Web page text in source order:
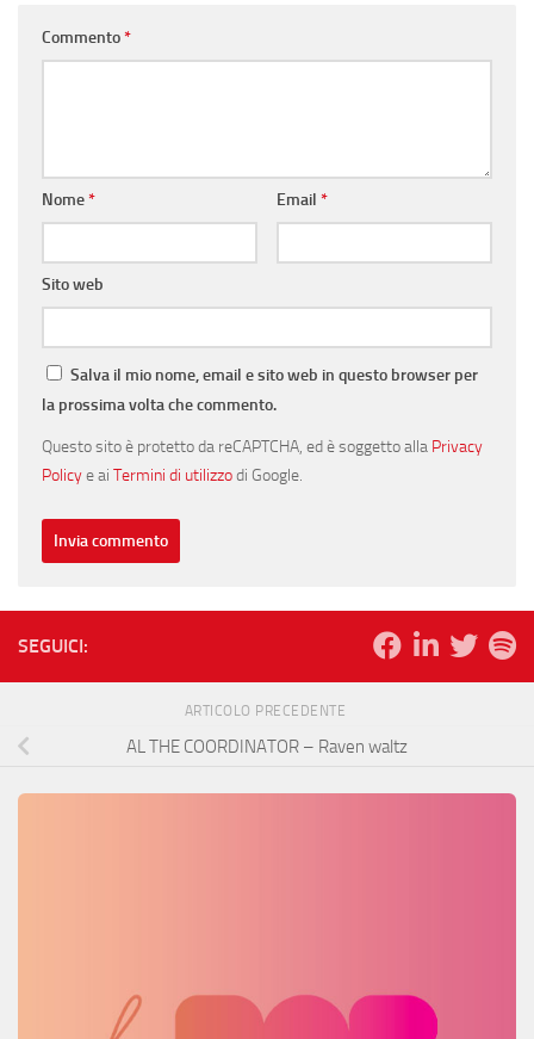
Commento*
Nome* Email *
Sito web
Salva il mio nome, email e sito web in questo browser per
la prossima volta che commento.
Questo sito è protetto da reCAPTCHA, ed è soggetto alla Privacy
Policye ai Termini di utilizzodi Google.
SEGUICI:
ARTICOLO PRECEDENTE
AL THE COORDINATOR – Raven waltz